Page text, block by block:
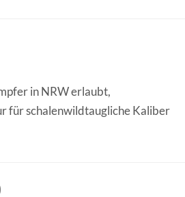
in NRW erlaubt,
für schalenwildtaugliche Kaliber